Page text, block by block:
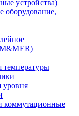
устройства)
оборудование,
температуры
уровня
коммутационные